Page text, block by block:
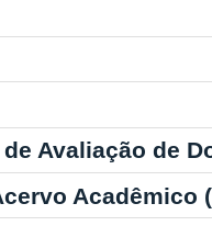
Avaliação de
Acadêmico